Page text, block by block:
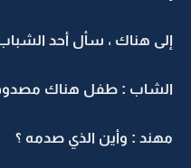
إلى هناك ، سأل أحد
الشاب : طفل هناك
مهند : وأين الذي صدمه ؟